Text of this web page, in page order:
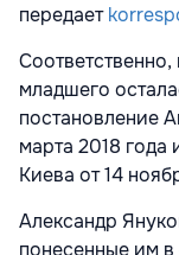
передает
младшего
постановление
марта 2018
Киева от 14
Александр
понесенные им